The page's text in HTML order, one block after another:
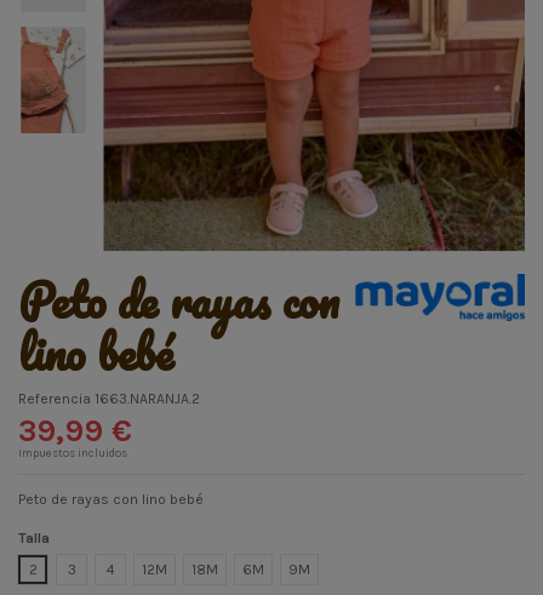
peto de rayas con
lino bebé
Referencia 1663.NARANJA.2
39,99 €
Impuestos incluidos
Peto de rayas con lino bebé
Talla
2
3 4 12M 18M 6M 9M